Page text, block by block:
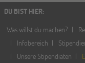
DU BIST HIER:
Was willst du machen?
Infobereich
Unsere Stipendiaten